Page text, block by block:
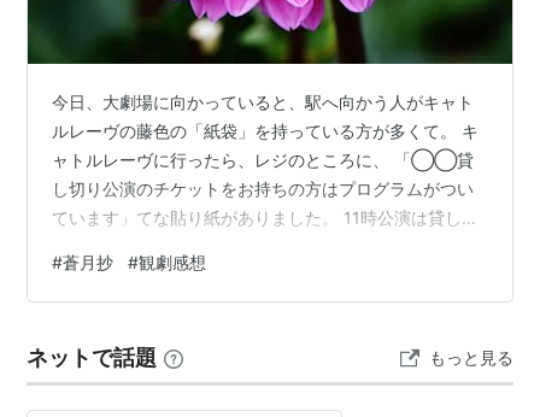
今日、大劇場に向かっていると、駅へ向かう人がキャト
ルレーヴの藤色の「紙袋」を持っている方が多くて。 キ
ャトルレーヴに行ったら、レジのところに、 「◯◯貸
し切り公演のチケットをお持ちの方はプログラムがつい
ています」てな貼り紙がありました。 11時公演は貸し切
次： 美しい世界観に酔う！ 幕開き 夜の海 プロローグ 京
の辻 宴 六波羅の屋敷の廊下 六波羅の屋敷の庭 源氏の挙
の戦い 緊急評定 引島の宴 和布刈（めかり）神社 壇ノ浦
の戦い 夜の海 蒼月抄 美しい世界観に酔う！ 初日の公演
#蒼月抄 #観劇感想
ネットで話題 もっと見る